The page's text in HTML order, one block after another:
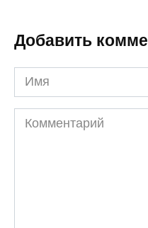
Добавить
Имя
Комментарий